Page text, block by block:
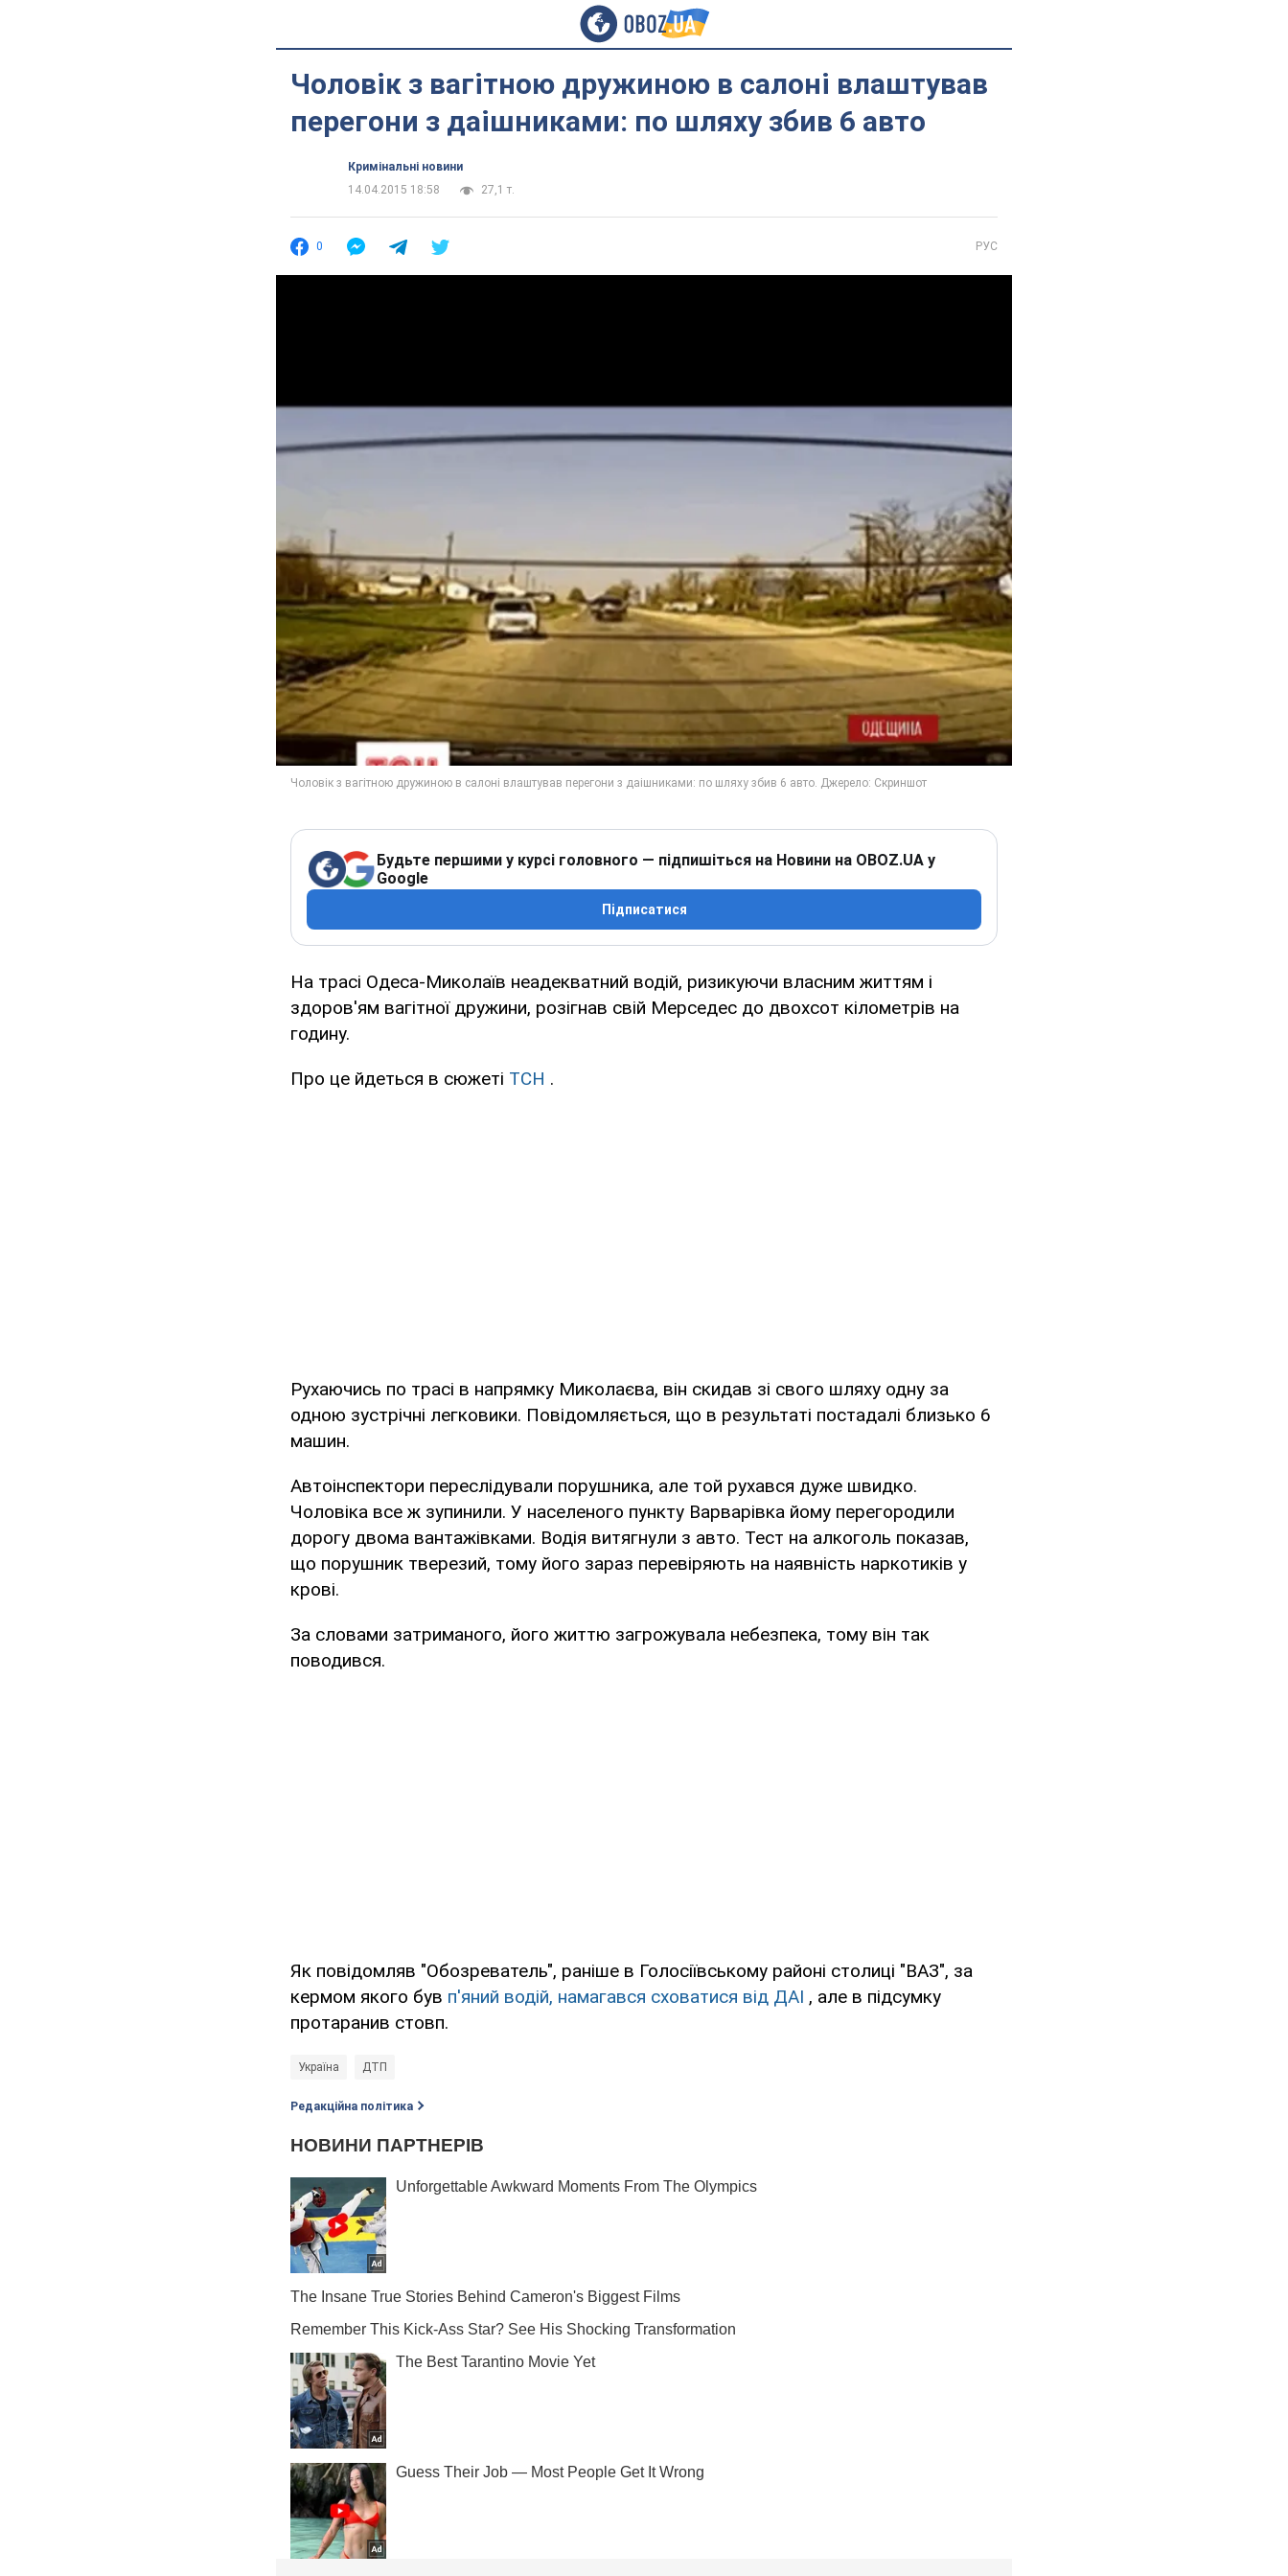
Чоловік з вагітною дружиною в салоні влаштував
перегони з даішниками: по шляху збив 6 авто
Кримінальні новини
14.04.2015 18:58
27,1 т.
0 РУС
Будьте першими у курсі головного — підпишіться на Новини на OBOZ.UA у
Google
Підписатися
На трасі Одеса-Миколаїв неадекватний водій, ризикуючи власним життям і
здоров'ям вагітної дружини, розігнав свій Мерседес до двохсот кілометрів на
годину.
Про це йдеться в сюжеті ТСН .
Рухаючись по трасі в напрямку Миколаєва, він скидав зі свого шляху одну за
одною зустрічні легковики. Повідомляється, що в результаті постадалі близько 6
машин.
Автоінспектори переслідували порушника, але той рухався дуже швидко.
Чоловіка все ж зупинили. У населеного пункту Варварівка йому перегородили
дорогу двома вантажівками. Водія витягнули з авто. Тест на алкоголь показав,
що порушник тверезий, тому його зараз перевіряють на наявність наркотиків у
крові.
За словами затриманого, його життю загрожувала небезпека, тому він так
поводився.
Як повідомляв "Обозреватель", раніше в Голосіївському районі столиці "ВАЗ", за
кермом якого був п'яний водій, намагався сховатися від ДАІ , але в підсумку
протаранив стовп.
Україна ДТП
Редакційна політика